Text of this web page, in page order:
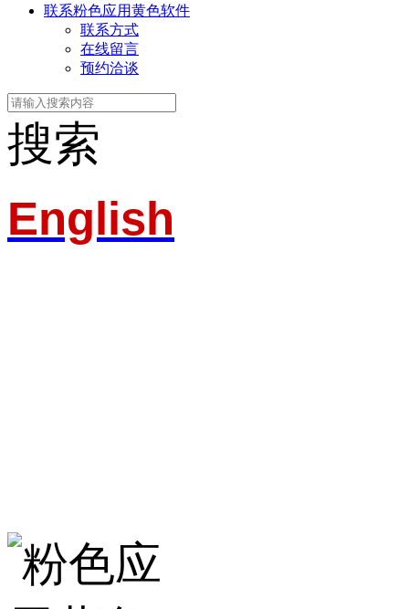
联系粉色应用黄色软件
联系方式
在线留言
预约洽谈
搜索
English